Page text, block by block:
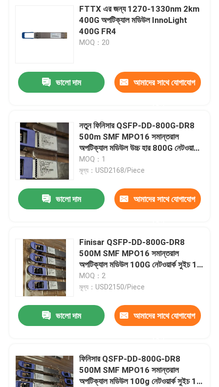
FTTX এর জন্য 1270-1330nm 2km
400G অপটিক্যাল মডিউল InnoLight
400G FR4
MOQ：20
ভালো দাম আমাদের সাথে যোগাযোগ
নতুন ফিনিসার QSFP-DD-800G-DR8
500m SMF MPO16 সমান্তরাল
অপটিক্যাল মডিউল উচ্চ হার 800G নেটওয়ার্ক
সুইচ 16 কোর ক্ষমতা 400G ফাইবার অপটিক
সরঞ্জাম
MOQ：1
মূল্য：USD2168/Piece
ভালো দাম আমাদের সাথে যোগাযোগ
Finisar QSFP-DD-800G-DR8
500M SMF MPO16 সমান্তরাল
অপটিক্যাল মডিউল 100G নেটওয়ার্ক সুইচ 16
কোর ক্যাপাসিটি 40G ফাইবার অপটিক্স সরঞ্জাম
MOQ：2
মূল্য：USD2150/Piece
ভালো দাম আমাদের সাথে যোগাযোগ
ফিনিসার QSFP-DD-800G-DR8
500M SMF MPO16 সমান্তরাল
অপটিক্যাল মডিউল 100g নেটওয়ার্ক সুইচ 16